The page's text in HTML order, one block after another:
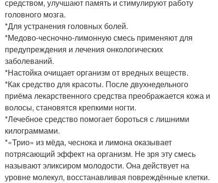
средством, улучшают память и стимулируют работу
головного мозга.
*Для устранения головных болей.
*Медово-чесночно-лимонную смесь применяют для
предупреждения и лечения онкологических
заболеваний.
*Настойка очищает организм от вредных веществ.
*Как средство для красоты. После двухнедельного
приёма лекарственного средства преображается кожа и
волосы, становятся крепкими ногти.
*Лечебное средство помогает бороться с лишними
килограммами.
*«Трио» из мёда, чеснока и лимона оказывает
потрясающий эффект на организм. Не зря эту смесь
называют эликсиром молодости. Она действует на
уровне молекул, восстанавливая повреждённые клетки.